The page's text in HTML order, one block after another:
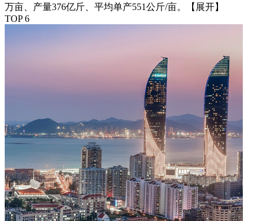
万亩、产量376亿斤、平均单产551公斤/亩。
【展开】
TOP 6